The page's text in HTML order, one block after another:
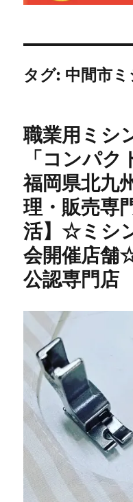
タグ: 中間市
職業用ミシ
「コンパク
福岡県北九
理・販売専
活】☆ミシ
会開催店舗
公認専門店